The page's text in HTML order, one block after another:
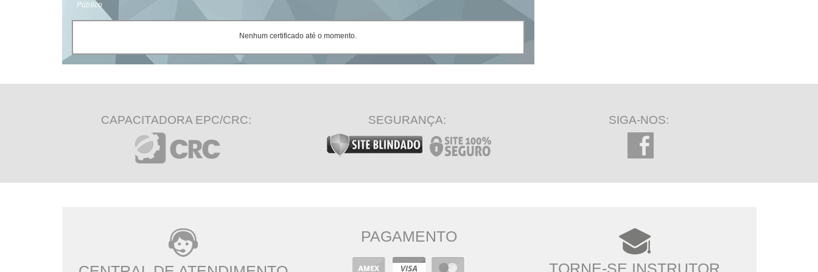
Público
Nenhum certificado até o momento.
CAPACITADORA EPC/CRC: SEGURANÇA: SIGA-NOS:
PAGAMENTO
TORNE-SE INSTRUTOR